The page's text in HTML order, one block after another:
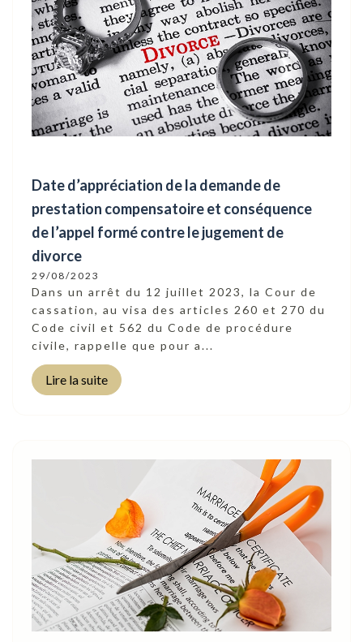
Date d’appréciation de la demande de
prestation compensatoire et conséquence
de l’appel formé contre le jugement de
divorce
29/08/2023
Dans un arrêt du 12 juillet 2023, la Cour de
cassation, au visa des articles 260 et 270 du
Code civil et 562 du Code de procédure
civile, rappelle que pour a...
Lire la suite